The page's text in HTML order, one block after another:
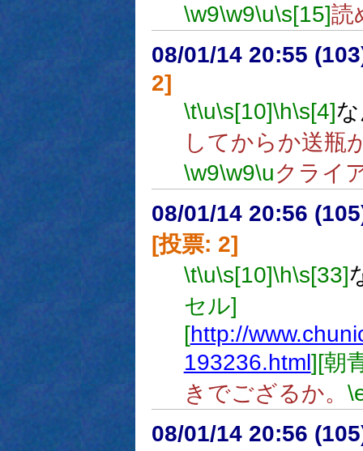
\w9\w9\u\s[15]読
08/01/14 20:55
2]
\t\u\s[10]\h\s[4]
してからか送瓶
\w9\w9\uクライ
08/01/14 20:56
[投票: 2]
\t\u\s[10]\h\s[33]
セル]
[http://
193236.html][朝
きでござるか。
08/01/14 20:56